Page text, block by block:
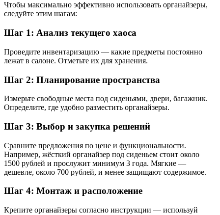
Чтобы максимально эффективно использовать органайзеры,
следуйте этим шагам:
Шаг 1: Анализ текущего хаоса
Проведите инвентаризацию — какие предметы постоянно
лежат в салоне. Отметьте их для хранения.
Шаг 2: Планирование пространства
Измерьте свободные места под сиденьями, двери, багажник.
Определите, где удобно разместить органайзеры.
Шаг 3: Выбор и закупка решений
Сравните предложения по цене и функциональности.
Например, жёсткий органайзер под сиденьем стоит около
1500 рублей и прослужит минимум 3 года. Мягкие —
дешевле, около 700 рублей, и менее защищают содержимое.
Шаг 4: Монтаж и расположение
Крепите органайзеры согласно инструкции — используй